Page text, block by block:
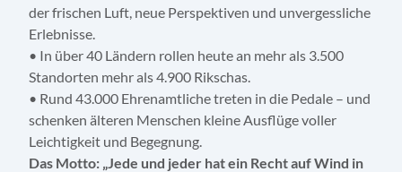
der frischen Luft, neue Perspektiven und unvergessliche
Erlebnisse.
• In über 40 Ländern rollen heute an mehr als 3.500
Standorten mehr als 4.900 Rikschas.
• Rund 43.000 Ehrenamtliche treten in die Pedale – und
schenken älteren Menschen kleine Ausflüge voller
Leichtigkeit und Begegnung.
Das Motto: „Jede und jeder hat ein Recht auf Wind in